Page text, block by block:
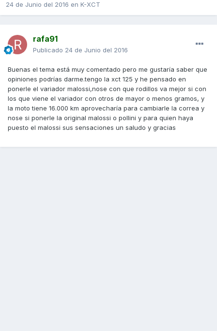
24 de Junio del 2016 en K-XCT
rafa91
Publicado 24 de Junio del 2016
Buenas el tema está muy comentado pero me gustaría saber que
opiniones podrías darme.tengo la xct 125 y he pensado en
ponerle el variador malossi,nose con que rodillos va mejor si con
los que viene el variador con otros de mayor o menos gramos, y
la moto tiene 16.000 km aprovecharía para cambiarle la correa y
nose si ponerle la original malossi o pollini y para quien haya
puesto el malossi sus sensaciones un saludo y gracias